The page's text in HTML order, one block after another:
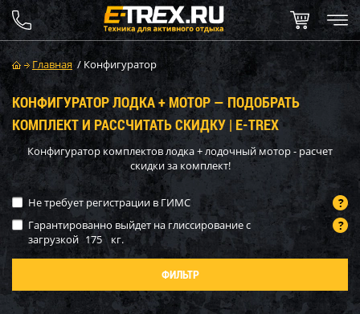
Главная / Конфигуратор
КОНФИГУРАТОР ЛОДКА + МОТОР — ПОДОБРАТЬ
КОМПЛЕКТ И РАССЧИТАТЬ СКИДКУ | E-TREX
Конфигуратор комплектов лодка + лодочный мотор - расчет
скидки за комплект!
Не требует регистрации в ГИМС
Гарантированно выйдет на глиссирование с
загрузкой 175 кг.
ФИЛЬТР